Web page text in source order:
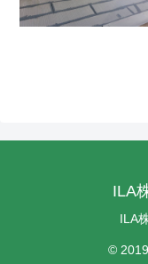
ILA
ILA
©